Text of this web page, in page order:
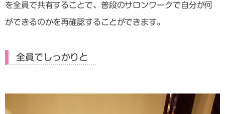
を全員で共有することで、普段のサロンワークで自分が何
ができるのかを再確認することができます。
全員でしっかりと